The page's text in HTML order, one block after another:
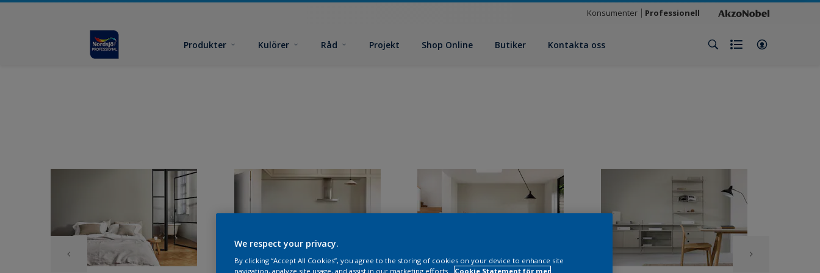
Konsumenter Professionell
Produkter Kulörer Råd Projekt Shop Online Butiker Kontakta oss
We respect your privacy.
By clicking “Accept All Cookies”, you agree to the storing of cookies on your device to enhance site
navigation, analyze site usage, and assist in our marketing efforts.
Cookie Statement för mer